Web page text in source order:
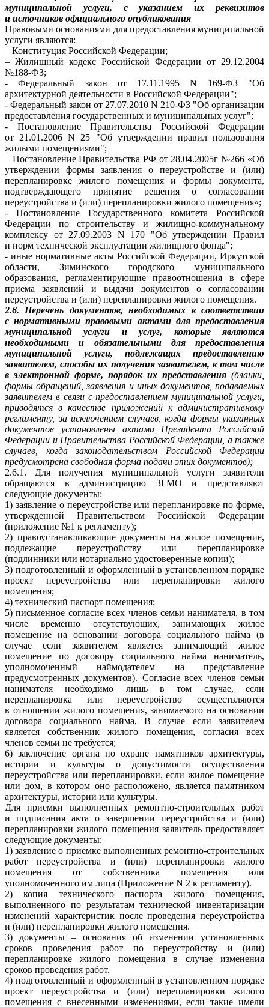
муниципальной услуги, с указанием их реквизитов
и источников официального опубликования
Правовыми основаниями для предоставления муниципальной
услуги являются:
– Конституция Российской Федерации;
– Жилищный кодекс Российской Федерации от 29.12.2004
№188-ФЗ;
- Федеральный закон от 17.11.1995 N 169-ФЗ "Об
архитектурной деятельности в Российской Федерации";
- Федеральный закон от 27.07.2010 N 210-ФЗ "Об организации
предоставления государственных и муниципальных услуг";
- Постановление Правительства Российской Федерации
от 21.01.2006 N 25 "Об утверждении правил пользования
жилыми помещениями";
– Постановление Правительства РФ от 28.04.2005г №266 «Об
утверждении формы заявления о переустройстве и (или)
перепланировке жилого помещения и формы документа,
подтверждающего принятие решения о согласовании
переустройства и (или) перепланировки жилого помещения»;
- Постановление Государственного комитета Российской
Федерации по строительству и жилищно-коммунальному
комплексу от 27.09.2003 N 170 "Об утверждении Правил
и норм технической эксплуатации жилищного фонда";
- иные нормативные акты Российской Федерации, Иркутской
области, Зиминского городского муниципального
образования, регламентирующие правоотношения в сфере
приема заявлений и выдачи документов о согласовании
переустройства и (или) перепланировки жилого помещения.
2.6. Перечень документов, необходимых в соответствии
с нормативными правовыми актами для предоставления
муниципальной услуги и услуг, которые являются
необходимыми и обязательными для предоставления
муниципальной услуги, подлежащих предоставлению
заявителем, способы их получения заявителем, в том числе
в электронной форме, порядок их представления (бланки,
формы обращений, заявления и иных документов, подаваемых
заявителем в связи с предоставлением муниципальной услуги,
приводятся в качестве приложений к административному
регламенту, за исключением случаев, когда формы указанных
документов установлены актами Президента Российской
Федерации и Правительства Российской Федерации, а также
случаев, когда законодательством Российской Федерации
предусмотрена свободная форма подачи этих документов);
2.6.1. Для получения муниципальной услуги заявители
обращаются в администрацию ЗГМО и представляют
следующие документы:
1) заявление о переустройстве или перепланировке по форме,
утвержденной Правительством Российской Федерации
(приложение №1 к регламенту);
2) правоустанавливающие документы на жилое помещение,
подлежащие переустройству или перепланировке
(подлинники или нотариально удостоверенные копии);
3) подготовленный и оформленный в установленном порядке
проект переустройства или перепланировки жилого
помещения;
4) технический паспорт помещения;
5) письменное согласие всех членов семьи нанимателя, в том
числе временно отсутствующих, занимающих жилое
помещение на основании договора социального найма (в
случае если заявителем является занимающий жилое
помещение по договору социального найма наниматель,
уполномоченный наймодателем на представление
предусмотренных документов). Согласие всех членов семьи
нанимателя необходимо лишь в том случае, если
перепланировка или переустройство осуществляются
в отношении жилого помещения, занимаемого на основании
договора социального найма, В случае если заявителем
является собственник жилого помещения, согласия всех
членов семьи не требуется;
6) заключение органа по охране памятников архитектуры,
истории и культуры о допустимости осуществления
переустройства или перепланировки, если жилое помещение
или дом, в котором оно расположено, является памятником
архитектуры, истории или культуры.
Для приемки выполненных ремонтно-строительных работ
и подписания акта о завершении переустройства и (или)
перепланировки жилого помещения заявитель предоставляет
следующие документы:
1) заявление о приемке выполненных ремонтно-строительных
работ переустройства и (или) перепланировки жилого
помещения от собственника помещения или
уполномоченного им лица (Приложение N 2 к регламенту).
2) копия технического паспорта жилого помещения,
выполненного по результатам технической инвентаризации
изменений характеристик после проведения переустройства
и (или) перепланировки жилого помещения.
3) документы – основания об изменении установленных
сроков проведения работ по переустройству и (или)
перепланировке жилого помещения в случае изменения
сроков проведения работ.
4) подготовленный и оформленный в установленном порядке
проект переустройства и (или) перепланировки жилого
помещения с внесенными изменениями, если такие имели